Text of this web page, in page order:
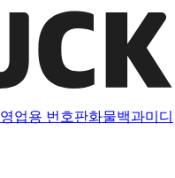
영업용 번호판화물백과미디